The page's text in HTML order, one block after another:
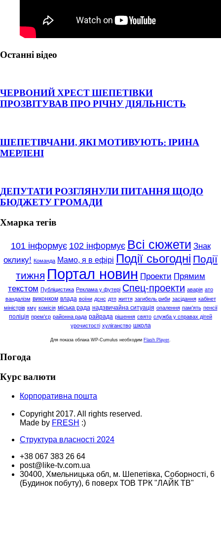
Останні відео
ЧЕРВОНИЙ ХРЕСТ ШЕПЕТІВКИ
ПРОЗВІТУВАВ ПРО РІЧНУ ДІЯЛЬНІСТЬ
ШЕПЕТІВЧАНИ, ЯКІ МОТИВУЮТЬ: ІРИНА
МЕРЛЕНІ
ДЕПУТАТИ РОЗГЛЯНУЛИ ПИТАННЯ ЩОДО
БЮДЖЕТУ ГРОМАДИ
Хмарка тегів
101 інформує 102 інформує Всі сюжети Знак
оклику! Команда Мамо, я в ефірі Події сьогодні Події
тижня Портал новин Проекти Прямим
текстом Публіцистика Реклама у футері Спец-проекти аварія ато
вандалізм виконком влада воїни дснс дтп життя загибель риби засідання кабінет
міністрів кму комісія міська рада надзвичайна ситуація опалення пам'ять пенсії
поліція прем'єр районна рада райрада рішення свято служба у справах дітей
урочистості хуліганство школа
Для показа облака WP-Cumulus необходим Flash Player
Погода
Курс валюти
Корпоративна пошта
Copyright 2017. All rights reserved.
Made by FRESH :)
Структура власності 2024
+38 067 383 26 64
post@like-tv.com.ua
30400, Хмельницька обл, м. Шепетівка, Соборності, 6
(Будинок побуту), 6 поверх ТОВ ТРК "ЛАЙК ТВ"